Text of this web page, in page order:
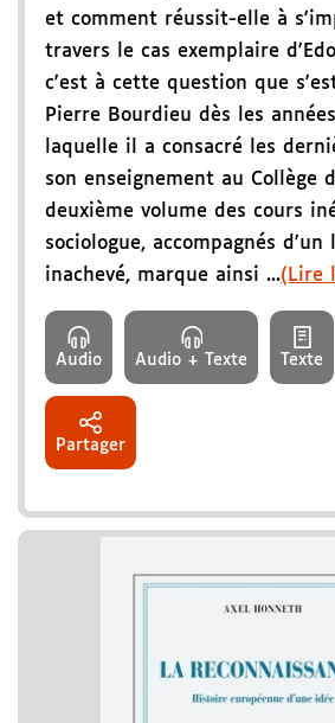
et comment réussit-elle à
travers le cas exemplaire
c'est à cette question que
Pierre Bourdieu dès les
laquelle il a consacré les
son enseignement au Collège
deuxième volume des cours
sociologue, accompagnés d'un
inachevé, marque ainsi ...(Lire
Audio Audio + Texte Texte
Partager